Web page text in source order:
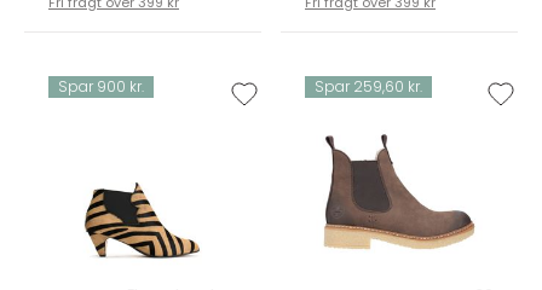
Spar 900 kr. Spar 259,60 kr.